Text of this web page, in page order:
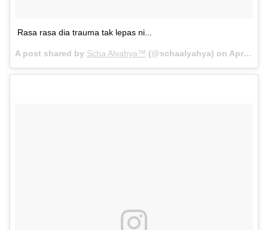
Rasa rasa dia trauma tak lepas ni...
A post shared by Scha Alyahya™ (@schaalyahya) on Apr 9, 2018 at 2:07am PDT